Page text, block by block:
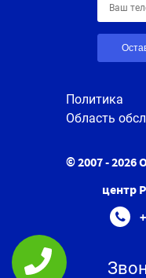
Политика
Область
© 2007 -
центр